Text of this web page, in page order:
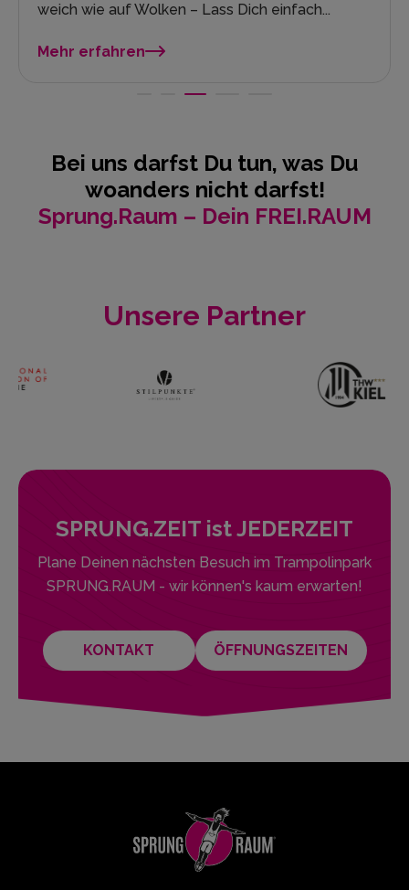
weich wie auf Wolken – Lass Dich einfach...
Mehr erfahren
Bei uns darfst Du tun, was Du
woanders nicht darfst!
Sprung.Raum – Dein FREI.RAUM
Unsere Partner
SPRUNG.ZEIT ist JEDERZEIT
Plane Deinen nächsten Besuch im Trampolinpark
SPRUNG.RAUM - wir können's kaum erwarten!
KONTAKT ÖFFNUNGSZEITEN